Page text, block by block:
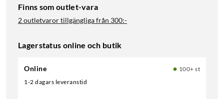
Finns som outlet-vara
2 outletvaror tillgängliga från 300:-
Lagerstatus online och butik
Online
100+ st
1-2 dagars leveranstid